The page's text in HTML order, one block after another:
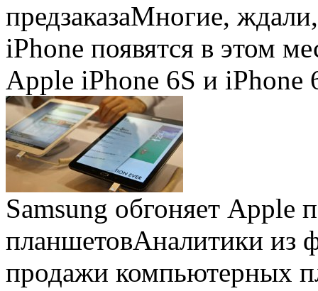
предзаказаМногие, ждали,
iPhone появятся в этом
Apple iPhone 6S и iPhone
Samsung обгоняет Apple
планшетовАналитики из
продажи компьютерных